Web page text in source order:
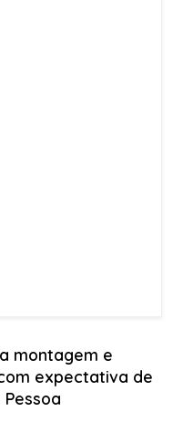
montagem e
expectativa de